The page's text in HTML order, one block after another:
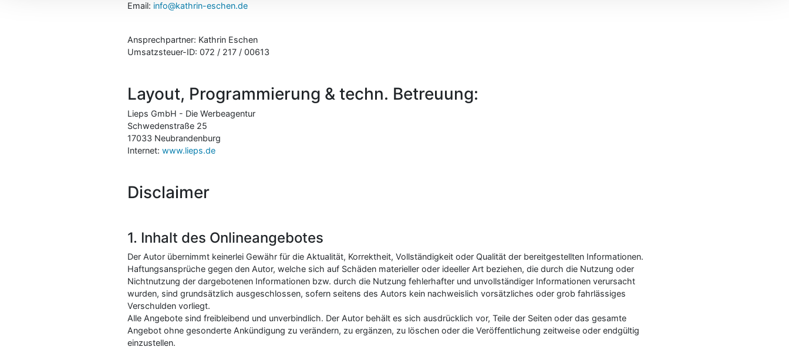
Email: info@kathrin-eschen.de
Ansprechpartner: Kathrin Eschen
Umsatzsteuer-ID: 072 / 217 / 00613
Layout, Programmierung & techn. Betreuung:
Lieps GmbH - Die Werbeagentur
Schwedenstraße 25
17033 Neubrandenburg
Internet: www.lieps.de
Disclaimer
1. Inhalt des Onlineangebotes
Der Autor übernimmt keinerlei Gewähr für die Aktualität, Korrektheit, Vollständigkeit oder Qualität der bereitgestellten Informationen.
Haftungsansprüche gegen den Autor, welche sich auf Schäden materieller oder ideeller Art beziehen, die durch die Nutzung oder
Nichtnutzung der dargebotenen Informationen bzw. durch die Nutzung fehlerhafter und unvollständiger Informationen verursacht
wurden, sind grundsätzlich ausgeschlossen, sofern seitens des Autors kein nachweislich vorsätzliches oder grob fahrlässiges
Verschulden vorliegt.
Alle Angebote sind freibleibend und unverbindlich. Der Autor behält es sich ausdrücklich vor, Teile der Seiten oder das gesamte
Angebot ohne gesonderte Ankündigung zu verändern, zu ergänzen, zu löschen oder die Veröffentlichung zeitweise oder endgültig
einzustellen.